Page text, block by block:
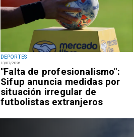
DEPORTES
13/07/2026
"Falta de profesionalismo":
Sifup anuncia medidas por
situación irregular de
futbolistas extranjeros